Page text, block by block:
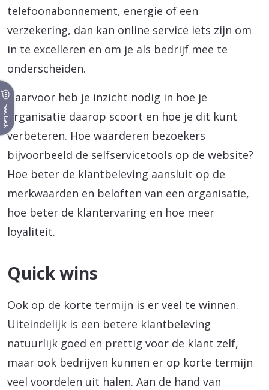
telefoonabonnement, energie of een
verzekering, dan kan online service iets zijn om
in te excelleren en om je als bedrijf mee te
onderscheiden.
Daarvoor heb je inzicht nodig in hoe je
organisatie daarop scoort en hoe je dit kunt
verbeteren. Hoe waarderen bezoekers
bijvoorbeeld de selfservicetools op de website?
Hoe beter de klantbeleving aansluit op de
merkwaarden en beloften van een organisatie,
hoe beter de klantervaring en hoe meer
loyaliteit.
Quick wins
Ook op de korte termijn is er veel te winnen.
Uiteindelijk is een betere klantbeleving
natuurlijk goed en prettig voor de klant zelf,
maar ook bedrijven kunnen er op korte termijn
veel voordelen uit halen. Aan de hand van
Feedback